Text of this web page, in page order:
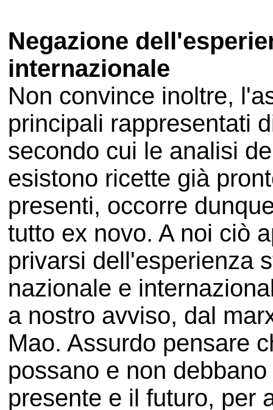
Negazione
internazionale
Non convince inoltre,
principali rappresentati
secondo cui le analisi
esistono ricette già
presenti, occorre
tutto ex novo. A noi ciò
privarsi dell'esperienza
nazionale e
a nostro avviso, dal
Mao. Assurdo pensare
possano e non
presente e il futuro, per